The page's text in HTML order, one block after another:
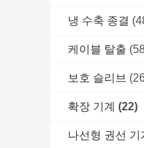
냉 수축 종결
케이블 탈출
보호 슬리브
확장 기계 (22)
나선형 권선 기